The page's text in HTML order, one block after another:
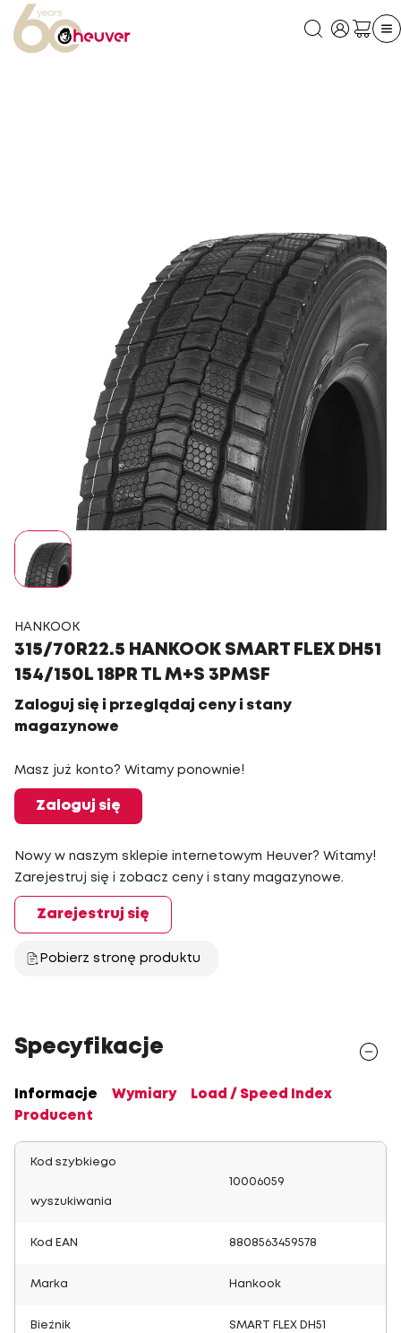
HANKOOK
315/70R22.5 HANKOOK SMART FLEX DH51
154/150L 18PR TL M+S 3PMSF
Zaloguj się i przeglądaj ceny i stany
magazynowe
Masz już konto? Witamy ponownie!
Zaloguj się
Nowy w naszym sklepie internetowym Heuver? Witamy!
Zarejestruj się i zobacz ceny i stany magazynowe.
Zarejestruj się
Pobierz stronę produktu
Specyfikacje
Informacje Wymiary
Load / Speed Index
Producent
Kod szybkiego
wyszukiwania
10006059
Kod EAN 8808563459578
Marka Hankook
Bieżnik SMART FLEX DH51